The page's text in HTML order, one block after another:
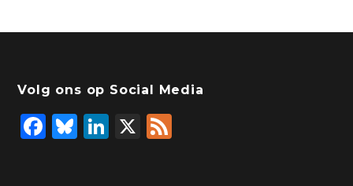
Volg ons op Social Media
F
Bl
Li X